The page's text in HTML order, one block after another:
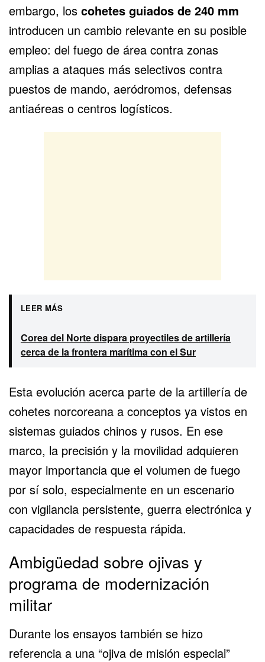
embargo, los cohetes guiados de 240 mm
introducen un cambio relevante en su posible
empleo: del fuego de área contra zonas
amplias a ataques más selectivos contra
puestos de mando, aeródromos, defensas
antiaéreas o centros logísticos.
LEER MÁS
Corea del Norte dispara proyectiles de artillería
cerca de la frontera marítima con el Sur
Esta evolución acerca parte de la artillería de
cohetes norcoreana a conceptos ya vistos en
sistemas guiados chinos y rusos. En ese
marco, la precisión y la movilidad adquieren
mayor importancia que el volumen de fuego
por sí solo, especialmente en un escenario
con vigilancia persistente, guerra electrónica y
capacidades de respuesta rápida.
Ambigüedad sobre ojivas y
programa de modernización
militar
Durante los ensayos también se hizo
referencia a una “ojiva de misión especial”